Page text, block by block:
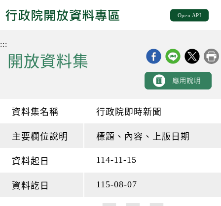
到
要
Center
到
要
Open API
:::
開放資料集
資料集名稱 行政院即時新聞
主要欄位說明 標題、內容、上版日期
資料起日 114-11-15
資料訖日 115-08-07